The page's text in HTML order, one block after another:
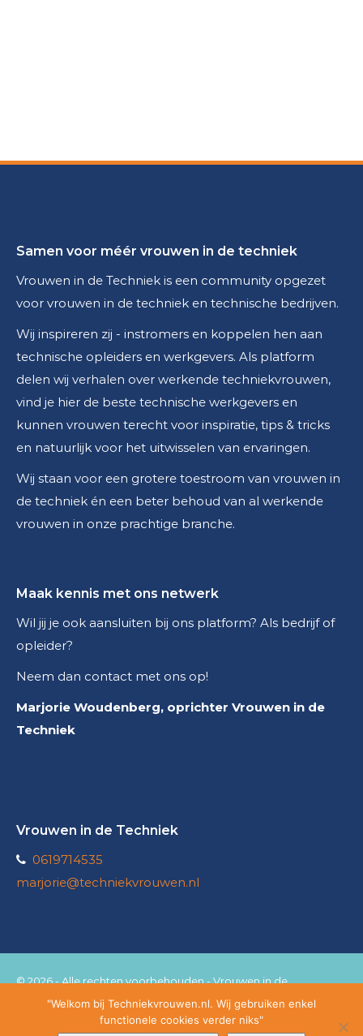
Samen voor méér vrouwen in de techniek
Vrouwen in de Techniek is een community opgezet
voor vrouwen in de techniek en technische bedrijven.
Wij inspireren zij - instromers en koppelen hen aan
technische opleiders en werkgevers. Als platform
delen wij verhalen over werkende techniekvrouwen,
vind je hier de beste technische werkgevers en
kunnen vrouwen terecht voor inspiratie, tips & tricks
en natuurlijk voor het uitwisselen van ervaringen.
Wij staan voor een grotere toestroom van vrouwen in
de techniek én een beter behoud van al werkende
vrouwen in onze prachtige branche.
Maak kennis met ons netwerk
Wil jij je ook aansluiten bij ons platform? Als bedrijf of
opleider?
Neem dan contact met ons op!
Marjorie Woudenberg, oprichter Vrouwen in de
Techniek
Vrouwen in de Techniek
0619714535
marjorie@techniekvrouwen.nl
© 2026 - Alle rechten voorbehouden - Vrouwen in de
techniek"Welkom bij Techniekvrouwen.nl. Wij gebruiken enkel
functionele cookies verder niks"